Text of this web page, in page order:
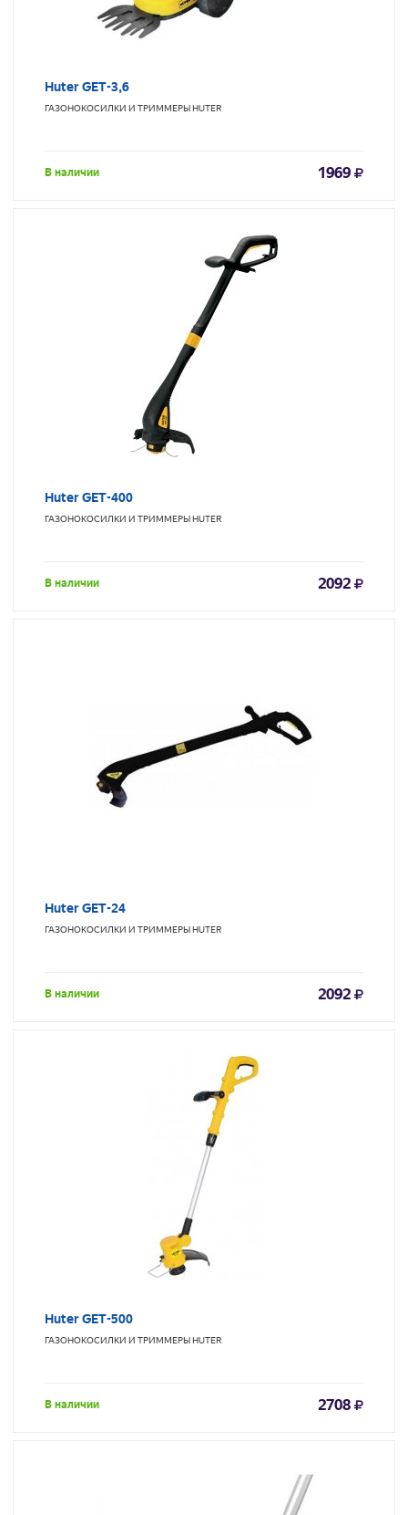
Huter GET-3,6
ГАЗОНОКОСИЛКИ И ТРИММЕРЫHUTER
В наличии 1969
Huter GET-400
ГАЗОНОКОСИЛКИ И ТРИММЕРЫHUTER
В наличии 2092
Huter GET-24
ГАЗОНОКОСИЛКИ И ТРИММЕРЫHUTER
В наличии 2092
Huter GET-500
ГАЗОНОКОСИЛКИ И ТРИММЕРЫHUTER
В наличии 2708